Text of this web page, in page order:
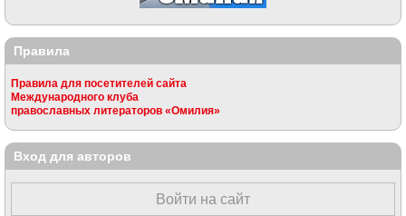
Правила
Правила для посетителей сайта
Международного клуба
православных литераторов «Омилия»
Вход для авторов
Войти на сайт